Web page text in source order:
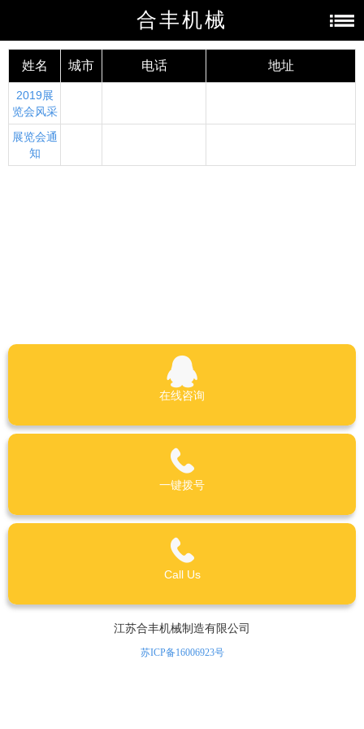
合丰机械
姓名 城市 电话 地址
2019展
览会风采
展览会通
知
在线咨询
一键拨号
Call Us
江苏合丰机械制造有限公司
苏ICP备16006923号